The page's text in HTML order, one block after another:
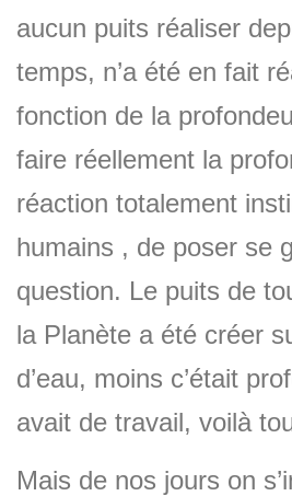
aucun puits réaliser
temps, n’a été en fait
fonction de la
faire réellement la
réaction totalement
humains , de poser se
question. Le puits de
la Planète a été créer
d’eau, moins c’était
avait de travail, voilà
Mais de nos jours on